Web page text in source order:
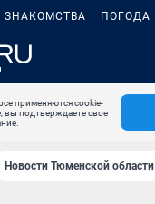
ЗНАКОМСТВА ПОГОДА
применяются cookie-
вы подтверждаете свое
Новости Тюменской области